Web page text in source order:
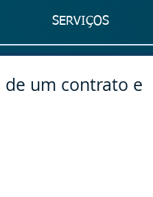
SERVIÇOS
de um contrato e